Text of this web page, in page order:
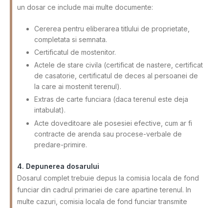
un dosar ce include mai multe documente:
Cererea pentru eliberarea titlului de proprietate,
completata si semnata.
Certificatul de mostenitor.
Actele de stare civila (certificat de nastere, certificat
de casatorie, certificatul de deces al persoanei de
la care ai mostenit terenul).
Extras de carte funciara (daca terenul este deja
intabulat).
Acte doveditoare ale posesiei efective, cum ar fi
contracte de arenda sau procese-verbale de
predare-primire.
4. Depunerea dosarului
Dosarul complet trebuie depus la comisia locala de fond
funciar din cadrul primariei de care apartine terenul. In
multe cazuri, comisia locala de fond funciar transmite